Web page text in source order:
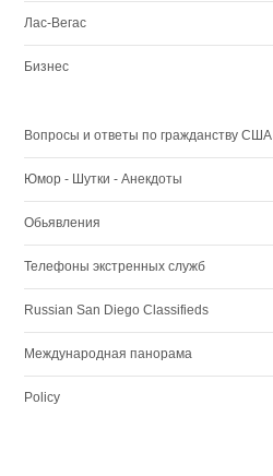
Лас-Вегас
Бизнес
Вопросы и ответы по гражданству США
Юмор - Шутки - Анекдоты
Обьявления
Телефоны экстренных служб
Russian San Diego Classifieds
Международная панорама
Policy